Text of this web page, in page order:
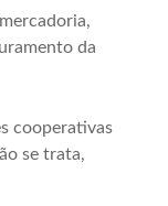
da
cooperativas
se trata,